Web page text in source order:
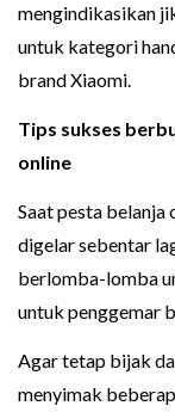
mengindikasikan
untuk kategori
brand Xiaomi.
Tips sukses
online
Saat pesta belanja
digelar sebentar
berlomba-lomba
untuk penggemar
Agar tetap bijak
menyimak